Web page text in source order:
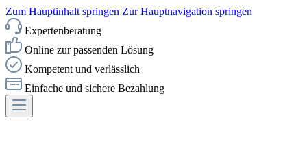
Zum Hauptinhalt springen Zur Hauptnavigation springen
Expertenberatung
Online zur passenden Lösung
Kompetent und verlässlich
Einfache und sichere Bezahlung